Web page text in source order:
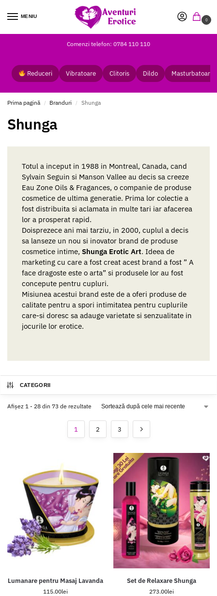
MENIU
0
Comenzi telefon: 0784 110 110
Reduceri Vibratoare Clitoris Dildo Masturbatoare
Prima pagină / Branduri / Shunga
Shunga
Totul a inceput in 1988 in Montreal, Canada, cand
Sylvain Seguin si Manson Vallee au decis sa creeze
Eau Zone Oils & Fragances, o companie de produse
cosmetice de ultima generatie. Prima lor colectie a
fost distribuita si aclamata in multe tari iar afacerea
lor a prosperat rapid.
Doisprezece ani mai tarziu, in 2000, cuplul a decis
sa lanseze un nou si inovator brand de produse
cosmetice intime, Shunga Erotic Art. Ideea de
marketing cu care a fost creat acest brand a fost ” A
face dragoste este o arta” si produsele lor au fost
concepute pentru cupluri.
Misiunea acestui brand este de a oferi produse de
calitate pentru a spori intimitatea pentru cuplurile
care-si doresc sa adauge varietate si senzualitate in
jocurile lor erotice.
CATEGORII
Afișez 1 - 28 din 73 de rezultate
1 2 3
Lumanare pentru Masaj Lavanda
115.00lei
Set de Relaxare Shunga
273.00lei